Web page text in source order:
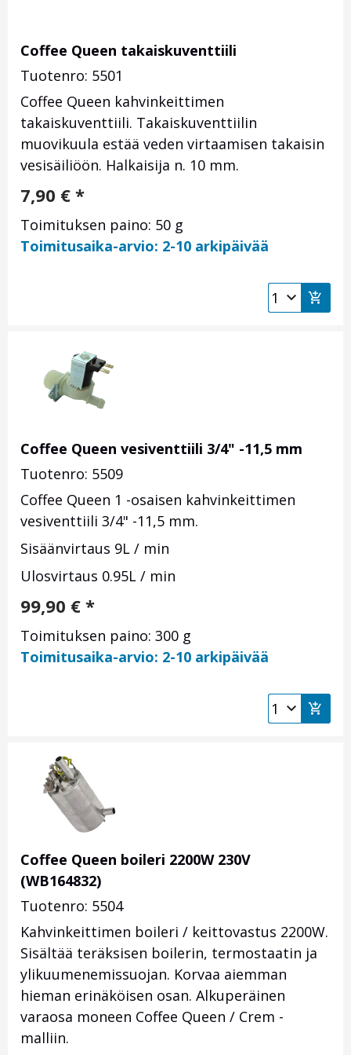
Coffee Queen takaiskuventtiili
Tuotenro: 5501
Coffee Queen kahvinkeittimen
takaiskuventtiili. Takaiskuventtiilin
muovikuula estää veden virtaamisen takaisin
vesisäiliöön. Halkaisija n. 10 mm.
7,90 € *
Toimituksen paino: 50 g
Toimitusaika-arvio: 2-10 arkipäivää
Coffee Queen vesiventtiili 3/4" -11,5 mm
Tuotenro: 5509
Coffee Queen 1 -osaisen kahvinkeittimen
vesiventtiili 3/4" -11,5 mm.
Sisäänvirtaus 9L / min
Ulosvirtaus 0.95L / min
99,90 € *
Toimituksen paino: 300 g
Toimitusaika-arvio: 2-10 arkipäivää
Coffee Queen boileri 2200W 230V
(WB164832)
Tuotenro: 5504
Kahvinkeittimen boileri / keittovastus 2200W.
Sisältää teräksisen boilerin, termostaatin ja
ylikuumenemissuojan. Korvaa aiemman
hieman erinäköisen osan. Alkuperäinen
varaosa moneen Coffee Queen / Crem -
malliin.